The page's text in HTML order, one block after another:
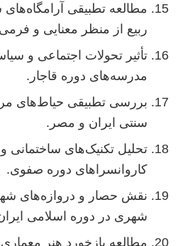
مطالعه تطبیقی آرامگاه‌های
ربیع از منظر معنایی و فرمی.
تأثیر تحولات اجتماعی و سیاسی
مدرسه‌های دوره قاجار.
بررسی تطبیقی حیاط‌های
سنتی ایران و مصر.
تحلیل تکنیک‌های ساختمانی و
کاروانسراهای دوره صفوی.
نقش حصار و دروازه‌های شهر
شهری در دوره اسلامی ایران.
مطالعه بازخورد هنر معماری